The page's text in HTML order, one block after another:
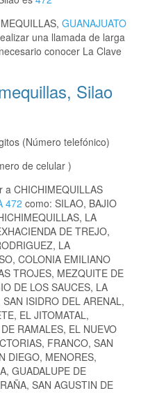
GUANAJUATO
una llamada de larga
conocer La Clave
Silao
(Número telefónico)
de celular )
a CHICHIMEQUILLAS
472 como: SILAO, BAJIO
LA
DE TREJO,
LA
COLONIA EMILIANO
TROJES, MEZQUITE DE
DE LOS SAUCES, LA
ISIDRO DEL ARENAL,
EL JITOMATAL,
RAMALES, EL NUEVO
FRANCO, SAN
DIEGO, MENORES,
GUADALUPE DE
SAN AGUSTIN DE